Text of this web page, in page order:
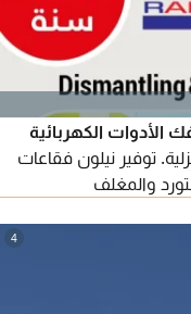
الأدوات الكهربائية
توفير نيلون فقاعات
والمغلف
4